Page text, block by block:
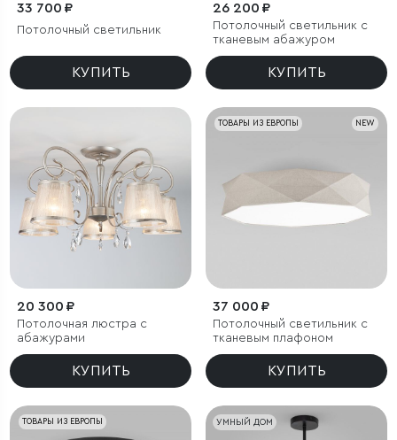
33 700 ₽
Потолочный светильник
КУПИТЬ
26 200 ₽
Потолочный светильник с
тканевым абажуром
КУПИТЬ
20 300 ₽
Потолочная люстра с
абажурами
КУПИТЬ
NEW
ТОВАРЫ ИЗ ЕВРОПЫ
37 000 ₽
Потолочный светильник с
тканевым плафоном
КУПИТЬ
ТОВАРЫ ИЗ ЕВРОПЫ УМНЫЙ ДОМ